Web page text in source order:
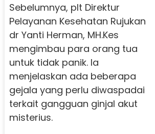
Sebelumnya, plt Direktur
Pelayanan Kesehatan Rujukan
dr Yanti Herman, MH.Kes
mengimbau para orang tua
untuk tidak panik. Ia
menjelaskan ada beberapa
gejala yang perlu diwaspadai
terkait gangguan ginjal akut
misterius.